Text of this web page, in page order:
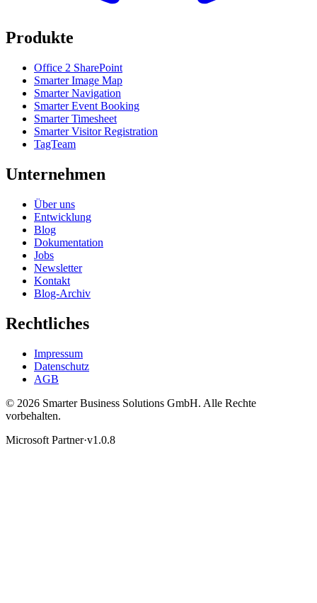
Produkte
Office 2 SharePoint
Smarter Image Map
Smarter Navigation
Smarter Event Booking
Smarter Timesheet
Smarter Visitor Registration
TagTeam
Unternehmen
Über uns
Entwicklung
Blog
Dokumentation
Jobs
Newsletter
Kontakt
Blog-Archiv
Rechtliches
Impressum
Datenschutz
AGB
© 2026 Smarter Business Solutions GmbH. Alle Rechte
vorbehalten.
Microsoft Partner·v1.0.8